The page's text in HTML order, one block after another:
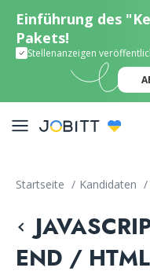
Einführung des
Pakets!
Stellenanzeigen
Startseite / Kandidaten /
END /